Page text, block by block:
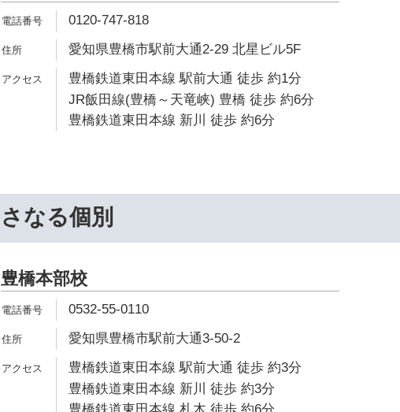
0120-747-818
愛知県豊橋市駅前大通2-29 北星ビル5F
豊橋鉄道東田本線 駅前大通 徒歩 約1分
JR飯田線(豊橋～天竜峡) 豊橋 徒歩 約6分
豊橋鉄道東田本線 新川 徒歩 約6分
さなる個別
豊橋本部校
0532-55-0110
愛知県豊橋市駅前大通3-50-2
豊橋鉄道東田本線 駅前大通 徒歩 約3分
豊橋鉄道東田本線 新川 徒歩 約3分